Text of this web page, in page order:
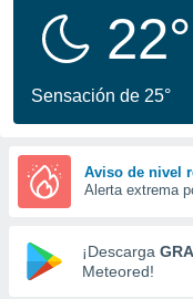
calidad.
a este
las
y
forma
digital
basada
22°
Sensación de 25°
Aviso de nivel
Alerta extrema
¡Descarga
Meteored!